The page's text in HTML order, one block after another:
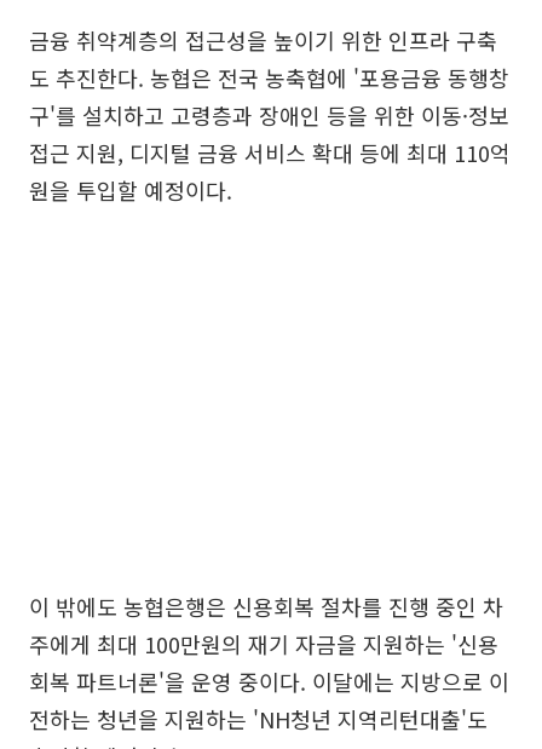
금융 취약계층의 접근성을 높이기 위한 인프라 구축
도 추진한다. 농협은 전국 농축협에 '포용금융 동행창
구'를 설치하고 고령층과 장애인 등을 위한 이동·정보
접근 지원, 디지털 금융 서비스 확대 등에 최대 110억
원을 투입할 예정이다.
이 밖에도 농협은행은 신용회복 절차를 진행 중인 차
주에게 최대 100만원의 재기 자금을 지원하는 '신용
회복 파트너론'을 운영 중이다. 이달에는 지방으로 이
전하는 청년을 지원하는 'NH청년 지역리턴대출'도